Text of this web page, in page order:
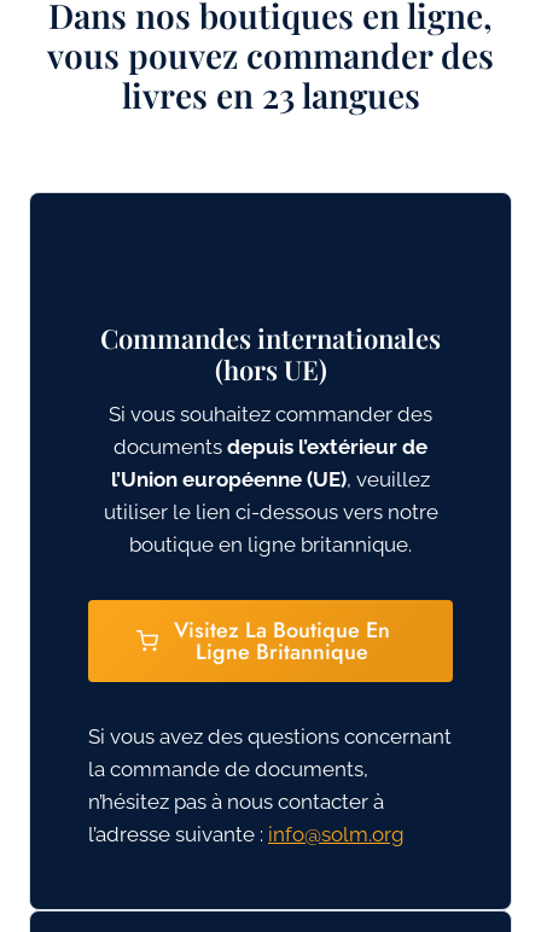
Dans nos boutiques en ligne,
vous pouvez commander des
livres en 23 langues
Commandes internationales
(hors UE)
Si vous souhaitez commander des
documents depuis l’extérieur de
l’Union européenne (UE), veuillez
utiliser le lien ci-dessous vers notre
boutique en ligne britannique.
Visitez La Boutique En
Ligne Britannique
Si vous avez des questions concernant
la commande de documents,
n’hésitez pas à nous contacter à
l’adresse suivante : gro.mlos@ofni